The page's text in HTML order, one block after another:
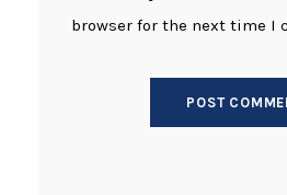
browser for the next time I